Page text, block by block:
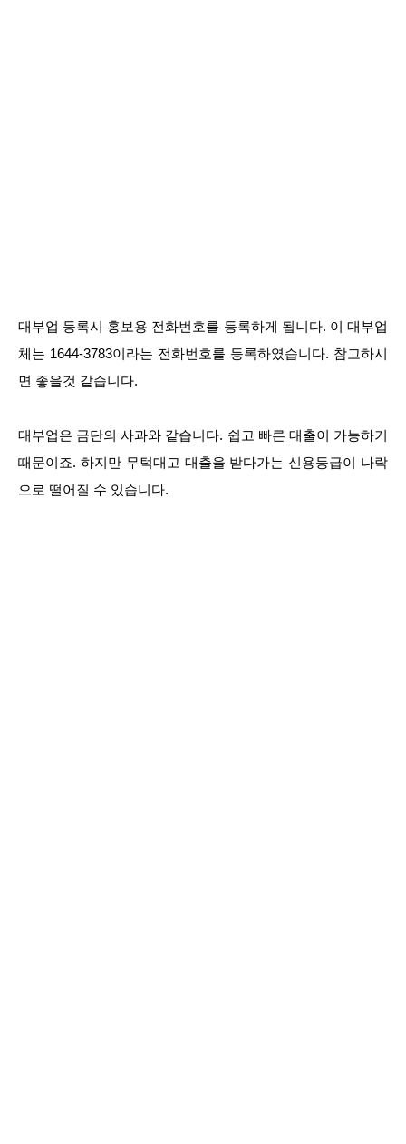
대부업 등록시 홍보용 전화번호를 등록하게 됩니다. 이 대부업
체는 1644-3783이라는 전화번호를 등록하였습니다. 참고하시
면 좋을것 같습니다.
대부업은 금단의 사과와 같습니다. 쉽고 빠른 대출이 가능하기
때문이죠. 하지만 무턱대고 대출을 받다가는 신용등급이 나락
으로 떨어질 수 있습니다.